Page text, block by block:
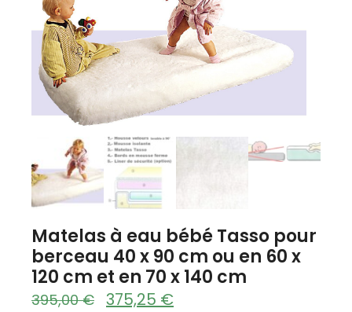
Matelas à eau bébé Tasso pour
berceau 40 x 90 cm ou en 60 x
120 cm et en 70 x 140 cm
395,00€ 375,25 €